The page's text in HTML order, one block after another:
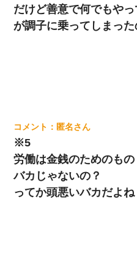
だけど善意で何でもや
が調子に乗ってしまっ
匿名
※5
労働は金銭のためのもの
バカじゃないの？
ってか頭悪いバカだよね